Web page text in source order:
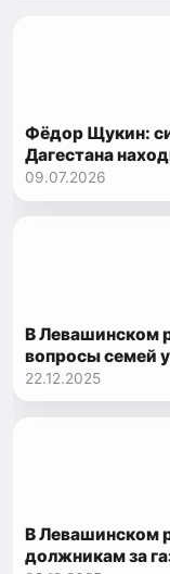
Фёдор Щукин:
Дагестана
09.07.2026
В Левашинском
вопросы семей
22.12.2025
В Левашинском
должникам за